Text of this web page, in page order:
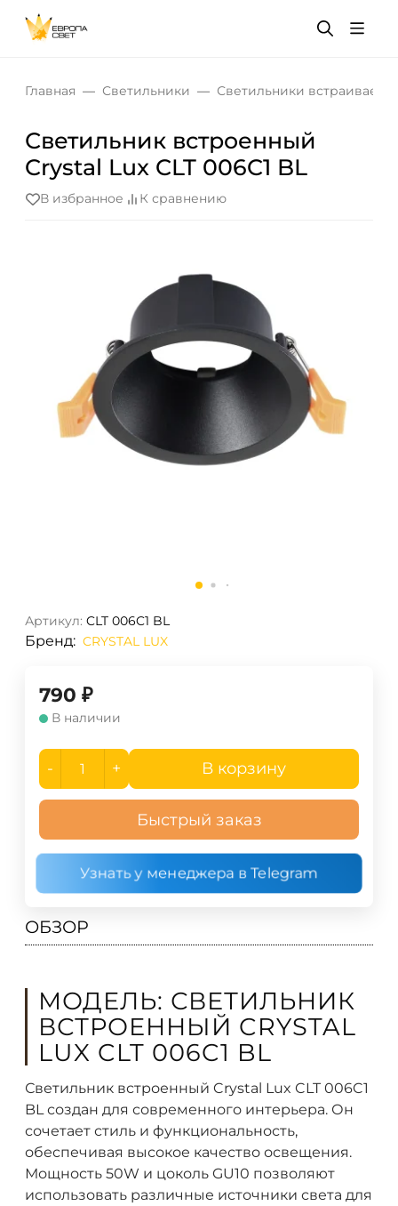
Главная Светильники Светильники
Светильник встроенный
Crystal Lux CLT 006C1 BL
В избранное К сравнению
Артикул: CLT 006C1 BL
Бренд: CRYSTAL LUX
790 ₽
В наличии
- + В корзину
Быстрый заказ
Узнать у менеджера в Telegram
ОБЗОР
МОДЕЛЬ: СВЕТИЛЬНИК
ВСТРОЕННЫЙ CRYSTAL
LUX CLT 006C1 BL
Светильник встроенный Crystal Lux CLT 006C1
BL создан для современного интерьера. Он
сочетает стиль и функциональность,
обеспечивая высокое качество освещения.
Мощность 50W и цоколь GU10 позволяют
использовать различные источники света для